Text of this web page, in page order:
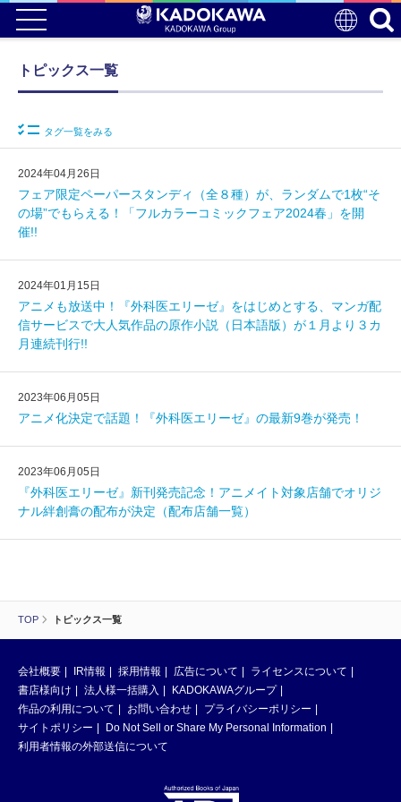
TOP トピックス一覧
トピックス一覧
タグ一覧をみる
2024年04月26日
フェア限定ペーパースタンディ（全８種）が、ランダムで1枚“そ
の場”でもらえる！「フルカラーコミックフェア2024春」を開
催!!
2024年01月15日
アニメも放送中！『外科医エリーゼ』をはじめとする、マンガ配
信サービスで大人気作品の原作小説（日本語版）が１月より３カ
月連続刊行!!
2023年06月05日
アニメ化決定で話題！『外科医エリーゼ』の最新9巻が発売！
2023年06月05日
『外科医エリーゼ』新刊発売記念！アニメイト対象店舗でオリジ
ナル絆創膏の配布が決定（配布店舗一覧）
会社概要 IR情報 採用情報 広告について
ライセンスについて
書店様向け
法人様一括購入
KADOKAWAグループ
作品の利用について
お問い合わせ
プライバシーポリシー
サイトポリシー
Do Not Sell or Share My Personal Information
利用者情報の外部送信について